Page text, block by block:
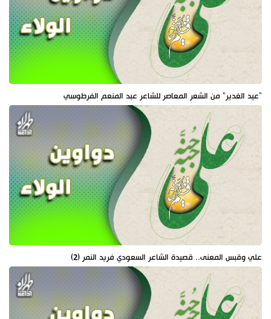
"عيد الغدير" من الشعر المعاصر للشاعر عبد المنعم الفرطوسي
علي وقبس المعنى.. قصيدة الشاعر السعودي فريد النمر (2)